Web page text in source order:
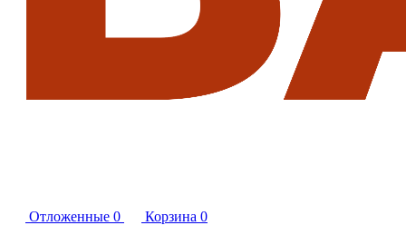
Отложенные 0 Корзина 0